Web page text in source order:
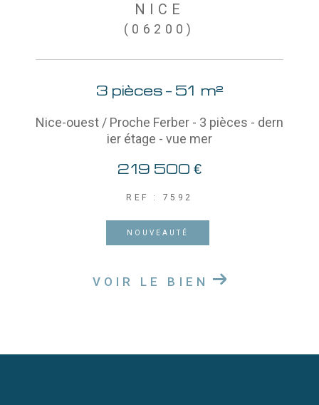
NICE
(06200)
3 pièces - 51 m²
Nice-ouest / Proche Ferber - 3 pièces - dern
ier étage - vue mer
219 500 €
REF : 7592
NOUVEAUTÉ
VOIR LE BIEN